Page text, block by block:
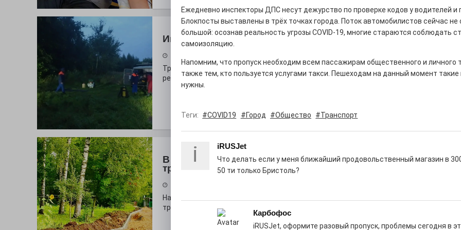
от которой
невозможно
оторваться до
количестве
закатами,
возвращаться
снова. Пусть
лето пройдёт
Июльская трагедия
Трагедией на воде закончился июль. В Электростали утонул
ребёнок.
В моде цвет асфальта: платье для
тропинок
На глазах у оранжевого подсолнуха рождается народная
тропа!
Ежедневно инспекторы ДПС несут дежурство по проверке кодов у водителей и
Блокпосты выставлены в трёх точках города. Поток автомобилистов сейчас не
большой: осознав реальность угрозы COVID-19, многие стараются соблюдать
самоизоляцию.
Напомним, что пропуск необходим всем пассажирам общественного и личного
также тем, кто пользуется услугами такси. Пешеходам на данный момент такие
нужны.
Теги: #COVID19 #Город #Общество #Транспорт
i iRUSJet
Что делать если у меня ближайший продовольственный магазин в
50 ти только Бристоль?
Карбофос
iRUSJet, оформите разовый пропуск, проблемы сегодня в